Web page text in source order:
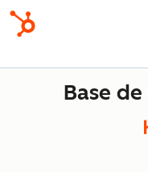
Base